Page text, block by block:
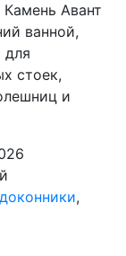
Камень Авант
ванной,
для
стоек,
и
,